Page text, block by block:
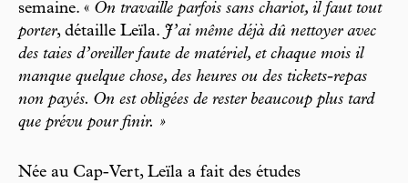
semaine. « On travaille parfois sans chariot, il faut tout
porter, détaille Leïla. J’ai même déjà dû nettoyer avec
des taies d’oreiller faute de matériel, et chaque mois il
manque quelque chose, des heures ou des tickets-repas
non payés. On est obligées de rester beaucoup plus tard
que prévu pour finir. »
Née au Cap-Vert, Leïla a fait des études